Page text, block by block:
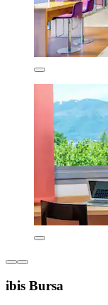
ibis Bursa